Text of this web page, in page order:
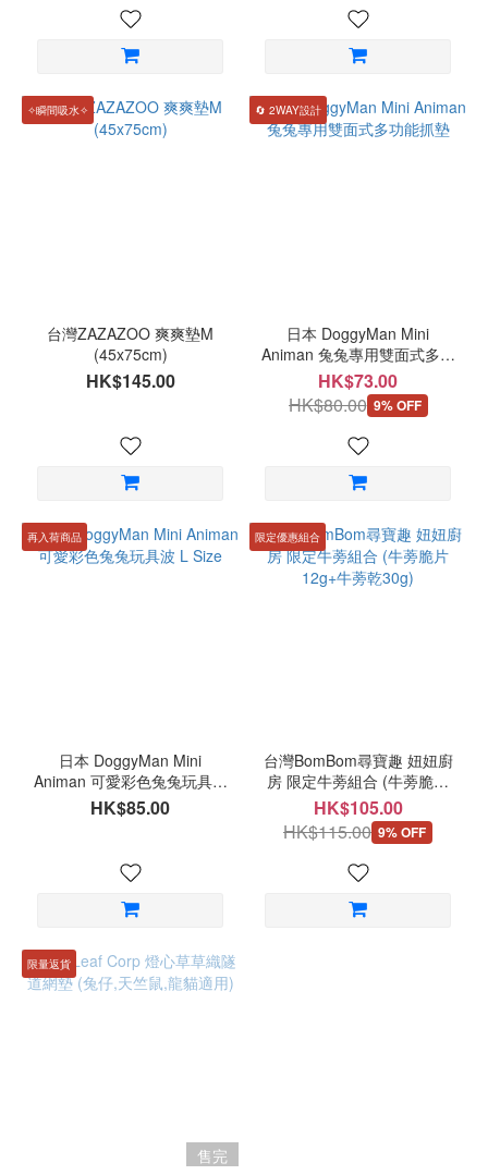
✧瞬間吸水✧
台灣ZAZAZOO 爽爽墊M
(45x75cm)
HK$145.00
🔄 2WAY設計
日本 DoggyMan Mini
Animan 兔兔專用雙面式多功
能抓墊
HK$73.00
HK$80.00 9% OFF
再入荷商品
日本 DoggyMan Mini
Animan 可愛彩色兔兔玩具波
L Size
HK$85.00
限定優惠組合
台灣BomBom尋寶趣 妞妞廚
房 限定牛蒡組合 (牛蒡脆片
12g+牛蒡乾30g)
HK$105.00
HK$115.00 9% OFF
限量返貨
售完